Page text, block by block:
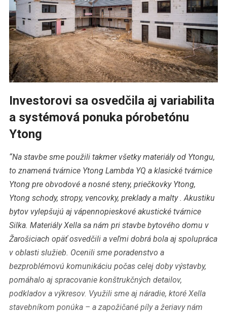
Investorovi sa osvedčila aj variabilita
a systémová ponuka pórobetónu
Ytong
“Na stavbe sme použili takmer všetky materiály od Ytongu,
to znamená tvárnice Ytong Lambda YQ a klasické tvárnice
Ytong pre obvodové a nosné steny, priečkovky Ytong,
Ytong schody, stropy, vencovky, preklady a malty . Akustiku
bytov vylepšujú aj vápennopieskové akustické tvárnice
Silka. Materiály Xella sa nám pri stavbe bytového domu v
Žarošiciach opäť osvedčili a veľmi dobrá bola aj spolupráca
v oblasti služieb. Ocenili sme poradenstvo a
bezproblémovú komunikáciu počas celej doby výstavby,
pomáhalo aj spracovanie konštrukčných detailov,
podkladov a výkresov. Využili sme aj náradie, ktoré Xella
stavebníkom ponúka – a zapožičané píly a žeriavy nám